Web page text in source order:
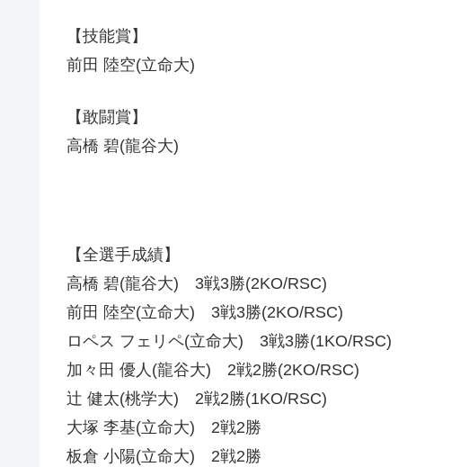
【技能賞】
前田 陸空(立命大)
【敢闘賞】
高橋 碧(龍谷大)
【全選手成績】
高橋 碧(龍谷大) 3戦3勝(2KO/RSC)
前田 陸空(立命大) 3戦3勝(2KO/RSC)
ロペス フェリペ(立命大) 3戦3勝(1KO/RSC)
加々田 優人(龍谷大) 2戦2勝(2KO/RSC)
辻 健太(桃学大) 2戦2勝(1KO/RSC)
大塚 李基(立命大) 2戦2勝
板倉 小陽(立命大) 2戦2勝